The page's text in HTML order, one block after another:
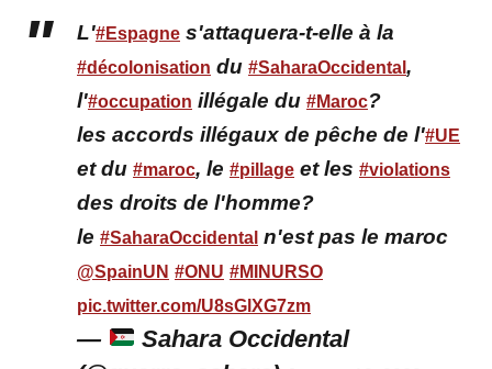
L'#Espagne s'attaquera-t-elle à la
#décolonisation du #SaharaOccidental ,
l'#occupation illégale du #Maroc?
les accords illégaux de pêche de l'#UE
et du #maroc, le #pillage et les #violations
des droits de l'homme?
le #SaharaOccidental n'est pas le maroc
@SpainUN #ONU #MINURSO
pic.twitter.com/U8sGlXG7zm
—
Sahara Occidental